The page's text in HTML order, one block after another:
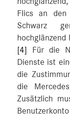
Flics an
Schwarz
[4]
Für die
Dienste ist
die
die
Zusätzlich